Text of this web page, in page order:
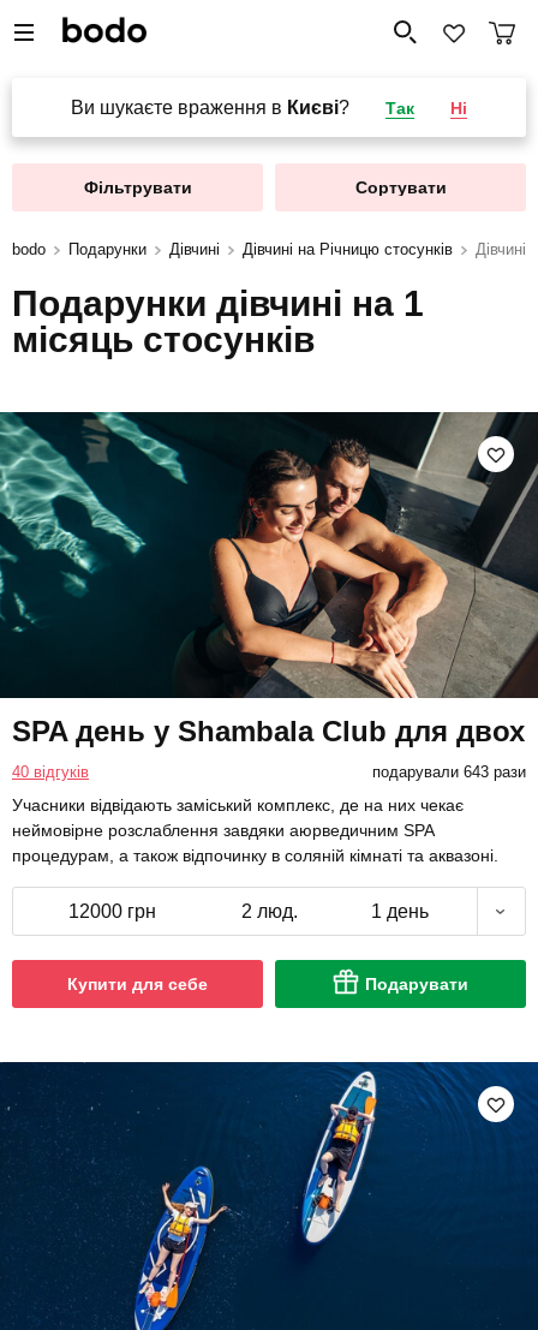
Ви шукаєте враження в Києві? Так Ні
Фільтрувати Сортувати
bodo Подарунки Дівчині Дівчині на Річницю стосунків Дівчині
Подарунки дівчині на 1
місяць стосунків
SPA день у Shambala Club для двох
40 відгуків подарували 643 рази
Учасники відвідають заміський комплекс, де на них чекає
неймовірне розслаблення завдяки аюрведичним SPA
процедурам, а також відпочинку в соляній кімнаті та аквазоні.
12000 грн 2 люд. 1 день
Купити для себе Подарувати